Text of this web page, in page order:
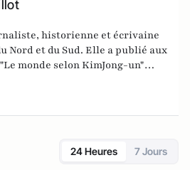
historienne et écrivaine
Nord et du Sud. Elle a publié aux
monde selon KimJong-un"
24 Heures 7 Jours